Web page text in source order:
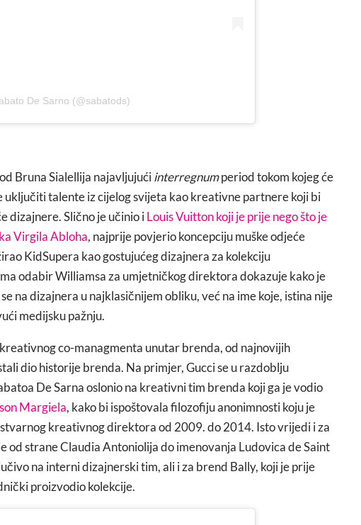
De Sarno (@sabatods)
Bruna Sialellija najavljujućiinterregnumperiod tokom kojeg će
talente iz cijelog svijeta kao kreativne partnere koji bi
dizajnere. Slično je učinio iLouis Vuitton koji je prije nego što je
Virgila Abloha, najprije povjerio koncepciju muške odjeće
KidSupera kao gostujućeg dizajnera za kolekciju
odabir Williamsa za umjetničkog direktora dokazuje kako je
na dizajnera u najklasičnijem obliku, već na ime koje, istina nije
medijsku pažnju.
co-managmenta unutar brenda, od najnovijih
dio historije brenda. Na primjer, Gucci se u razdoblju
De Sarna oslonio na kreativni tim brenda koji ga je vodio
Margiela, kako bi ispoštovala filozofiju anonimnosti koju je
kreativnog direktora od 2009. do 2014. Isto vrijedi i za
od strane Claudia Antoniolija do imenovanja Ludovica de Saint
na interni dizajnerski tim, ali i za brend Bally, koji je prije
proizvodio kolekcije.